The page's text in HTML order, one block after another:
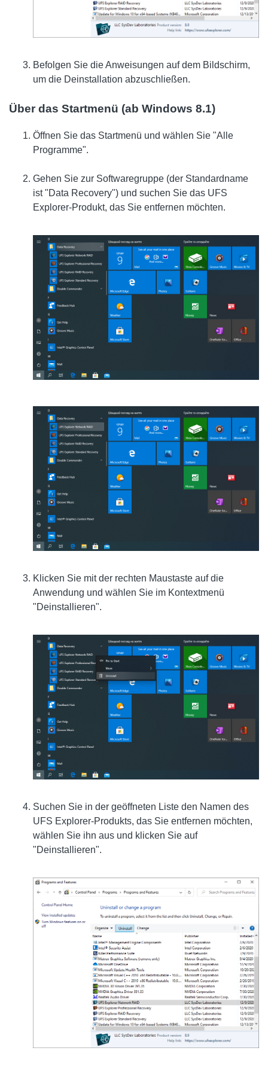
Befolgen Sie die Anweisungen auf dem Bildschirm,
um die Deinstallation abzuschließen.
Über das Startmenü (ab Windows 8.1)
Öffnen Sie das Startmenü und wählen Sie "Alle
Programme".
Gehen Sie zur Softwaregruppe (der Standardname
ist "Data Recovery") und suchen Sie das UFS
Explorer-Produkt, das Sie entfernen möchten.
Klicken Sie mit der rechten Maustaste auf die
Anwendung und wählen Sie im Kontextmenü
"Deinstallieren".
Suchen Sie in der geöffneten Liste den Namen des
UFS Explorer-Produkts, das Sie entfernen möchten,
wählen Sie ihn aus und klicken Sie auf
"Deinstallieren".